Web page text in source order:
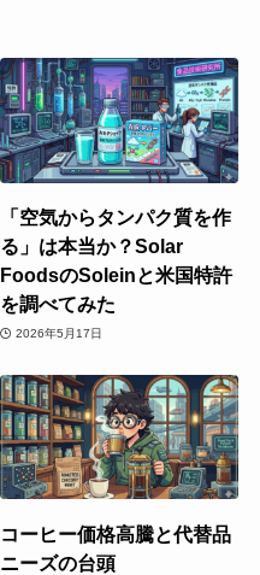
「空気からタンパク質を作
る」は本当か？Solar
FoodsのSoleinと米国特許
を調べてみた
2026年5月17日
コーヒー価格高騰と代替品
ニーズの台頭